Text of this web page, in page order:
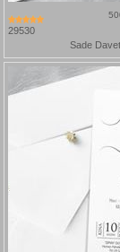
29530
Sade